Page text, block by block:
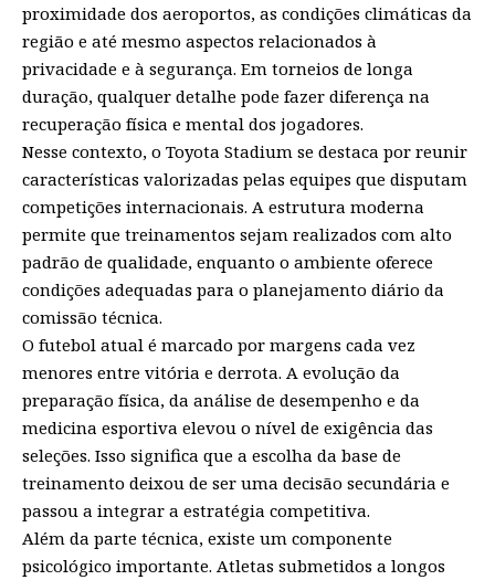
proximidade dos aeroportos, as condições climáticas da
região e até mesmo aspectos relacionados à
privacidade e à segurança. Em torneios de longa
duração, qualquer detalhe pode fazer diferença na
recuperação física e mental dos jogadores.
Nesse contexto, o Toyota Stadium se destaca por reunir
características valorizadas pelas equipes que disputam
competições internacionais. A estrutura moderna
permite que treinamentos sejam realizados com alto
padrão de qualidade, enquanto o ambiente oferece
condições adequadas para o planejamento diário da
comissão técnica.
O futebol atual é marcado por margens cada vez
menores entre vitória e derrota. A evolução da
preparação física, da análise de desempenho e da
medicina esportiva elevou o nível de exigência das
seleções. Isso significa que a escolha da base de
treinamento deixou de ser uma decisão secundária e
passou a integrar a estratégia competitiva.
Além da parte técnica, existe um componente
psicológico importante. Atletas submetidos a longos